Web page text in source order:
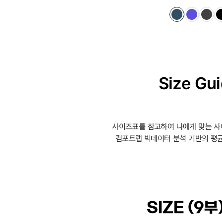
Size
사이즈표를 참고하여 나에게 맞는
컴포트랩 빅데이터 분석 기반의 평